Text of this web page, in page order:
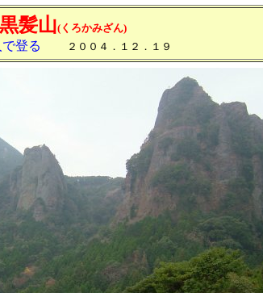
黒髪山(くろかみざん)
で登る ２００４．１２．１９